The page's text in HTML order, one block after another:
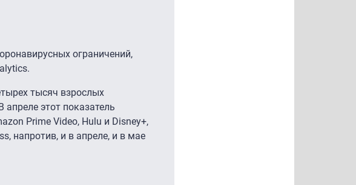
ограничений,
тысяч взрослых
этот показатель
Prime Video, Hulu и Disney+,
напротив, и в апреле, и в мае